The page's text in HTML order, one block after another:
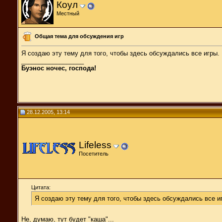
Коул
Местный
Общая тема для обсуждения игр
Я создаю эту тему для того, чтобы здесь обсуждались все игры.
Буэнос ночес, господа!
28.12.2005, 13:14
Lifeless
Посетитель
Цитата:
Я создаю эту тему для того, чтобы здесь обсуждались все
Не, думаю, тут будет "каша"...